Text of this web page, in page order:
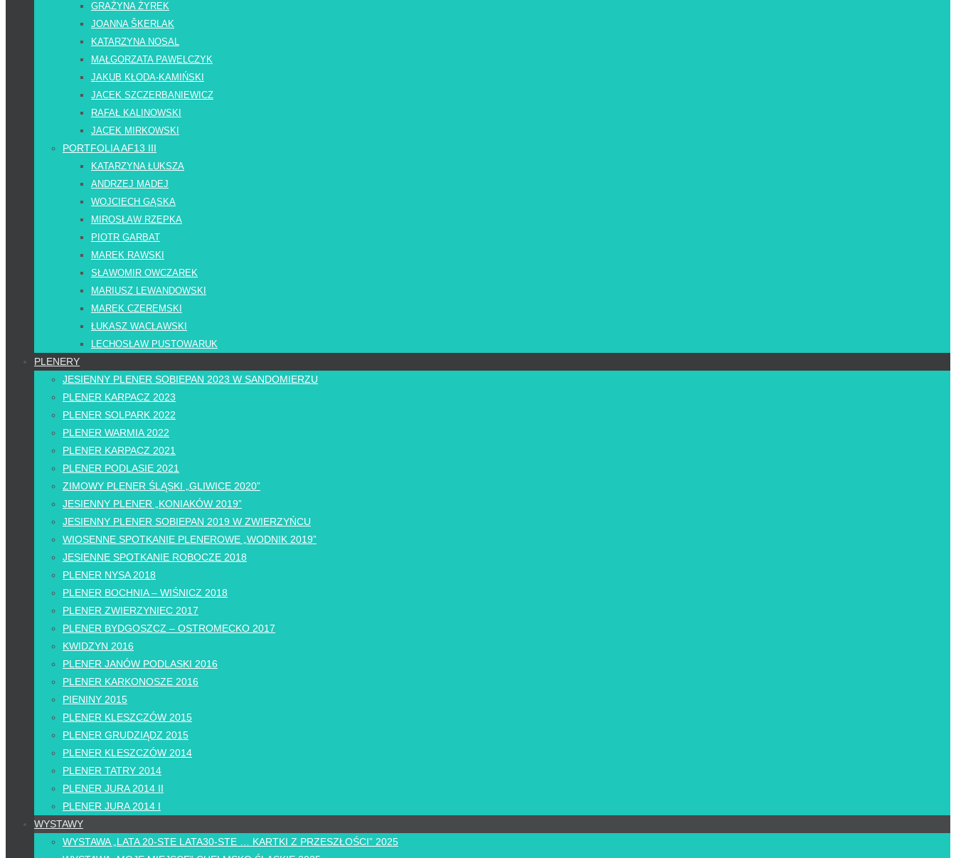
GRAŻYNA ŻYREK
JOANNA ŠKERLAK
KATARZYNA NOSAL
MAŁGORZATA PAWELCZYK
JAKUB KŁODA-KAMIŃSKI
JACEK SZCZERBANIEWICZ
RAFAŁ KALINOWSKI
JACEK MIRKOWSKI
PORTFOLIA AF13 III
KATARZYNA ŁUKSZA
ANDRZEJ MADEJ
WOJCIECH GĄSKA
MIROSŁAW RZEPKA
PIOTR GARBAT
MAREK RAWSKI
SŁAWOMIR OWCZAREK
MARIUSZ LEWANDOWSKI
MAREK CZEREMSKI
ŁUKASZ WACŁAWSKI
LECHOSŁAW PUSTOWARUK
PLENERY
JESIENNY PLENER SOBIEPAN 2023 W SANDOMIERZU
PLENER KARPACZ 2023
PLENER SOLPARK 2022
PLENER WARMIA 2022
PLENER KARPACZ 2021
PLENER PODLASIE 2021
ZIMOWY PLENER ŚLĄSKI „GLIWICE 2020”
JESIENNY PLENER „KONIAKÓW 2019”
JESIENNY PLENER SOBIEPAN 2019 W ZWIERZYŃCU
WIOSENNE SPOTKANIE PLENEROWE „WODNIK 2019”
JESIENNE SPOTKANIE ROBOCZE 2018
PLENER NYSA 2018
PLENER BOCHNIA – WIŚNICZ 2018
PLENER ZWIERZYNIEC 2017
PLENER BYDGOSZCZ – OSTROMECKO 2017
KWIDZYN 2016
PLENER JANÓW PODLASKI 2016
PLENER KARKONOSZE 2016
PIENINY 2015
PLENER KLESZCZÓW 2015
PLENER GRUDZIĄDZ 2015
PLENER KLESZCZÓW 2014
PLENER TATRY 2014
PLENER JURA 2014 II
PLENER JURA 2014 I
WYSTAWY
WYSTAWA „LATA 20-STE LATA30-STE … KARTKI Z PRZESZŁOŚCI” 2025